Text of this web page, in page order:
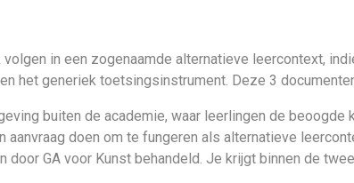
volgen in een zogenaamde alternatieve leercontext,
het generiek toetsingsinstrument. Deze 3
buiten de academie, waar leerlingen de
doen om te fungeren als alternatieve
door GA voor Kunst behandeld. Je krijgt binnen de